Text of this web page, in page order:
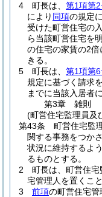
4
町長は、 第1項第
により 同項の規定
受けた町営住宅の
ら当該町営住宅を
の住宅の家賃の2
きる。
5
町長は、 第1項第
規定に基づく請求
までに当該入居者
第3章
雑則
(町営住宅監理員及
第43条
町営住宅監
関する事務をつか
状況に維持するよ
るものとする。
2
町長は、町営住
宅管理人を置くこ
3
前項の町営住宅